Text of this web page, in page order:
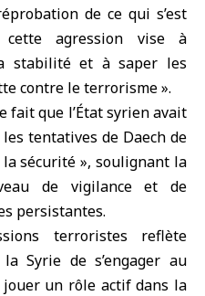
de ce qui s’est
cette agression vise à
stabilité et à saper les
contre le terrorisme ».
fait que l’État syrien avait
tentatives de Daech de
sécurité », soulignant la
de vigilance et de
persistantes.
terroristes reflète
Syrie de s’engager au
un rôle actif dans la